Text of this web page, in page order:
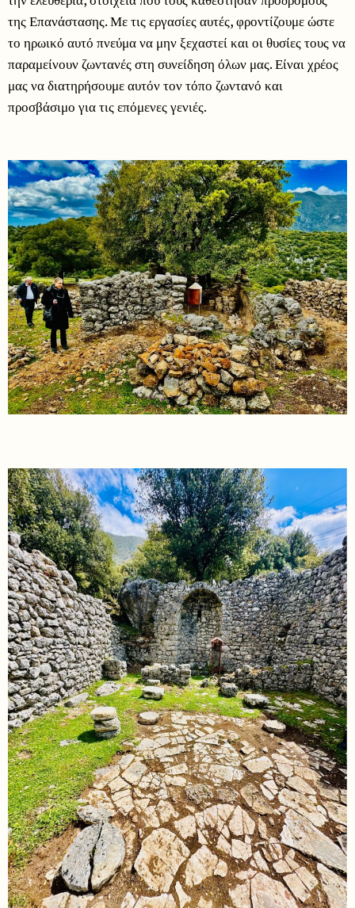
της Επανάστασης. Με τις εργασίες αυτές, φροντίζουμε ώστε
το ηρωικό αυτό πνεύμα να μην ξεχαστεί και οι θυσίες τους να
παραμείνουν ζωντανές στη συνείδηση όλων μας. Είναι χρέος
μας να διατηρήσουμε αυτόν τον τόπο ζωντανό και
προσβάσιμο για τις επόμενες γενιές.